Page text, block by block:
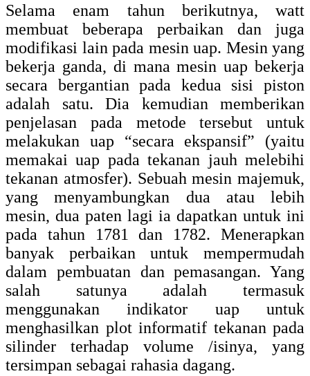
Selama enam tahun berikutnya, watt
membuat beberapa perbaikan dan juga
modifikasi lain pada mesin uap. Mesin yang
bekerja ganda, di mana mesin uap bekerja
secara bergantian pada kedua sisi piston
adalah satu. Dia kemudian memberikan
penjelasan pada metode tersebut untuk
melakukan uap “secara ekspansif” (yaitu
memakai uap pada tekanan jauh melebihi
tekanan atmosfer). Sebuah mesin majemuk,
yang menyambungkan dua atau lebih
mesin, dua paten lagi ia dapatkan untuk ini
pada tahun 1781 dan 1782. Menerapkan
banyak perbaikan untuk mempermudah
dalam pembuatan dan pemasangan. Yang
salah satunya adalah termasuk
menggunakan indikator uap untuk
menghasilkan plot informatif tekanan pada
silinder terhadap volume /isinya, yang
tersimpan sebagai rahasia dagang.